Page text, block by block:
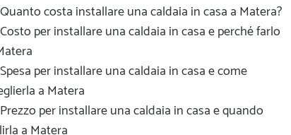
Quanto costa installare una caldaia in casa a Matera?
Costo per installare una caldaia in casa e perché farlo
Spesa per installare una caldaia in casa e come
a Matera
Prezzo per installare una caldaia in casa e quando
a Matera